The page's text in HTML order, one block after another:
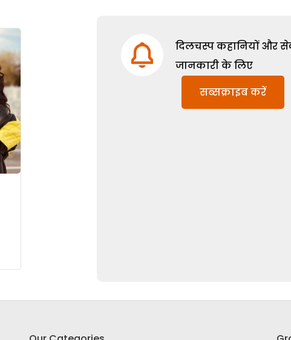
दिलचस्प कहानियों और
जानकारी के लिए
सब्सक्राइब करें